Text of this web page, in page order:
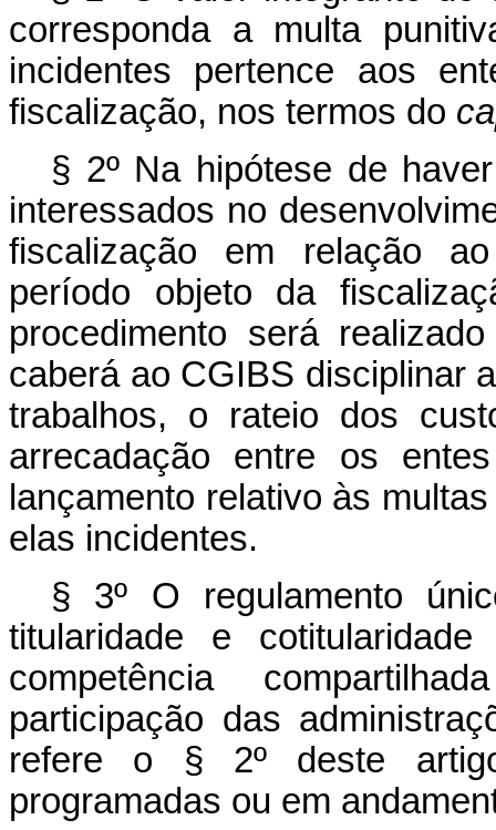
corresponda a multa
incidentes pertence aos
fiscalização, nos termos do
§ 2º Na hipótese de
interessados no
fiscalização em relação
período objeto da
procedimento será
caberá ao CGIBS disciplinar
trabalhos, o rateio dos
arrecadação entre os
lançamento relativo às
elas incidentes.
§ 3º O regulamento
titularidade e
competência
participação das
refere o § 2º deste
programadas ou em